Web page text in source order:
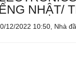
NHẬT/
12/2022 10:50, Nhà